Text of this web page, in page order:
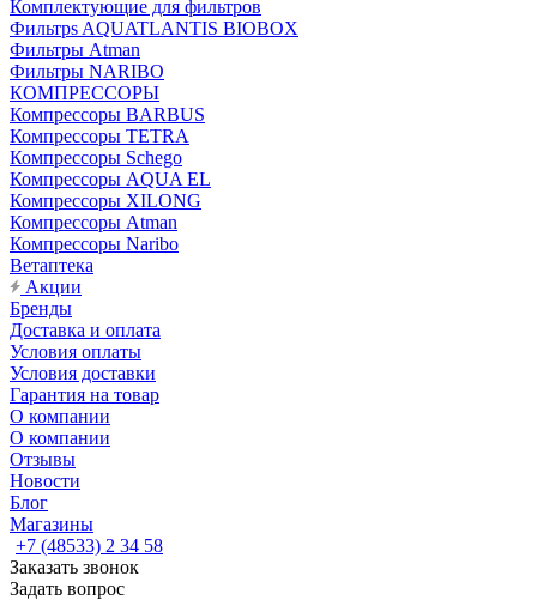
Комплектующие для фильтров
Фильтрs AQUATLANTIS BIOBOX
Фильтры Atman
Фильтры NARIBO
КОМПРЕССОРЫ
Компрессоры BARBUS
Компрессоры TETRA
Компрессоры Schego
Компрессоры AQUA EL
Компрессоры XILONG
Компрессоры Atman
Компрессоры Naribo
Ветаптека
Акции
Бренды
Доставка и оплата
Условия оплаты
Условия доставки
Гарантия на товар
О компании
О компании
Отзывы
Новости
Блог
Магазины
+7 (48533) 2 34 58
Заказать звонок
Задать вопрос